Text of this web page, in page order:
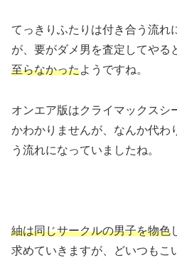
てっきりふたりは付き合う流れ
が、要がダメ男を査定してやる
至らなかったようですね。
オンエア版はクライマックスシ
かわかりませんが、なんか代わ
う流れになっていましたね。
紬は同じサークルの男子を物色
求めていきますが、どいつもこ